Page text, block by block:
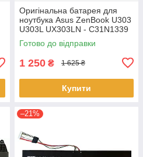
Оригінальна батарея для
ноутбука Asus ZenBook U303
U303L UX303LN - C31N1339
(+11.31 V 50Wh) АКБ
Готово до відправки
1 250 ₴ 1 625 ₴
Купити
–21%